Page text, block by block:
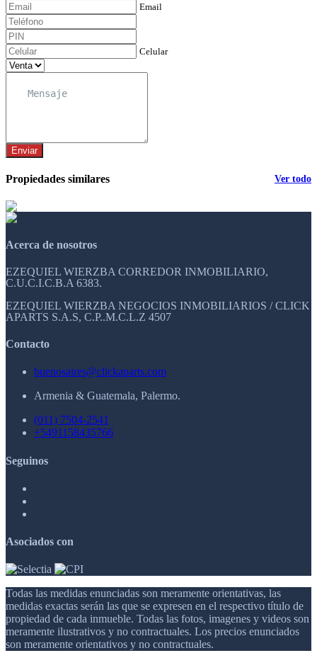
Email
Celular
Enviar
Propiedades similares Ver todo
Acerca de nosotros
EZEQUIEL WIERZBA CORREDOR INMOBILIARIO,
C.U.C.I.C.B.A 6383.
EZEQUIEL WIERZBA NEGOCIOS INMOBILIARIOS / CLICK
APARTS S.A.S, C.P..M.C.L.Z 4507
Contacto
buenosaires@clickaparts.com
Armenia & Guatemala, Palermo.
(011) 7504-2541
+5491158435766
Seguinos
Asociados con
Todas las medidas enunciadas son meramente orientativas, las
medidas exactas serán las que se expresen en el respectivo título de
propiedad de cada inmueble. Todas las fotos, imagenes y videos son
meramente ilustrativos y no contractuales. Los precios enunciados
son meramente orientativos y no contractuales.